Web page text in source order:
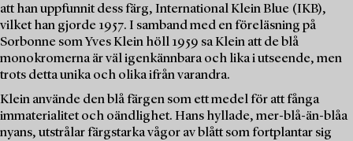
att han uppfunnit dess färg, International Klein Blue (IKB),
vilket han gjorde 1957. I samband med en föreläsning på
Sorbonne som Yves Klein höll 1959 sa Klein att de blå
monokromerna är väl igenkännbara och lika i utseende, men
trots detta unika och olika ifrån varandra.
Klein använde den blå färgen som ett medel för att fånga
immaterialitet och oändlighet. Hans hyllade, mer-blå-än-blåa
nyans, utstrålar färgstarka vågor av blått som fortplantar sig